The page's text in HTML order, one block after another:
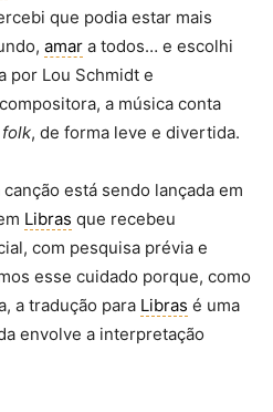
que podia estar mais
amar a todos… e escolhi
por Lou Schmidt e
a música conta
folk, de forma leve e divertida.
está sendo lançada em
Libras que recebeu
com pesquisa prévia e
esse cuidado porque, como
a tradução para Libras é uma
envolve a interpretação